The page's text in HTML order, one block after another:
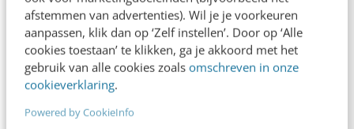
afstemmen van advertenties). Wil je je voorkeuren
aanpassen, klik dan op ‘Zelf instellen’. Door op ‘Alle
cookies toestaan’ te klikken, ga je akkoord met het
gebruik van alle cookies zoals omschreven in onze
cookieverklaring.
Powered by CookieInfo
Trainingen
Opleidingen
Incompany